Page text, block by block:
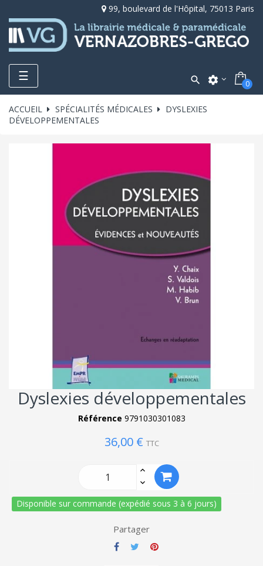
99, boulevard de l'Hôpital, 75013 Paris
Toggle
navigation
☰  settings 0
ACCUEIL SPÉCIALITÉS MÉDICALES
DYSLEXIES
DÉVELOPPEMENTALES
Dyslexies développementales
Référence 9791030301083
36,00 € TTC
Disponible sur commande (expédié sous 3 à 6 jours)
Partager